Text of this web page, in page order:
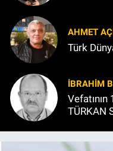
AHMET
Türk
İBRAHIM
Vefatının 17.
TÜRKAN